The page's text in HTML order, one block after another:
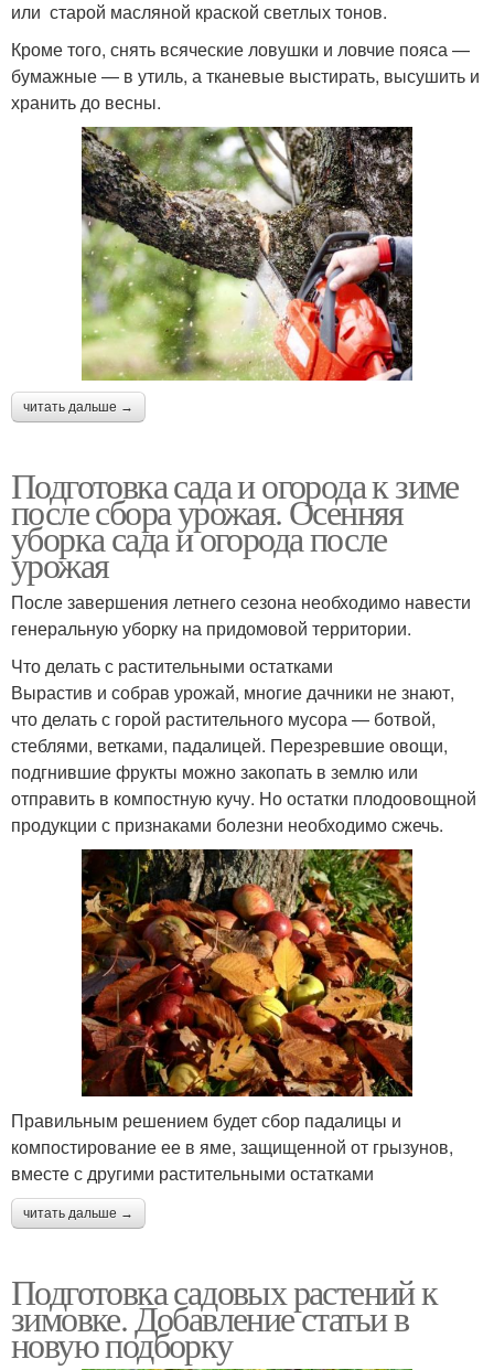
или старой масляной краской светлых тонов.
Кроме того, снять всяческие ловушки и ловчие пояса —
бумажные — в утиль, а тканевые выстирать, высушить и
хранить до весны.
читать дальше →
Подготовка сада и огорода к зиме
после сбора урожая. Осенняя
уборка сада и огорода после
урожая
После завершения летнего сезона необходимо навести
генеральную уборку на придомовой территории.
Что делать с растительными остатками
Вырастив и собрав урожай, многие дачники не знают,
что делать с горой растительного мусора — ботвой,
стеблями, ветками, падалицей. Перезревшие овощи,
подгнившие фрукты можно закопать в землю или
отправить в компостную кучу. Но остатки плодоовощной
продукции с признаками болезни необходимо сжечь.
Правильным решением будет сбор падалицы и
компостирование ее в яме, защищенной от грызунов,
вместе с другими растительными остатками
читать дальше →
Подготовка садовых растений к
зимовке. Добавление статьи в
новую подборку